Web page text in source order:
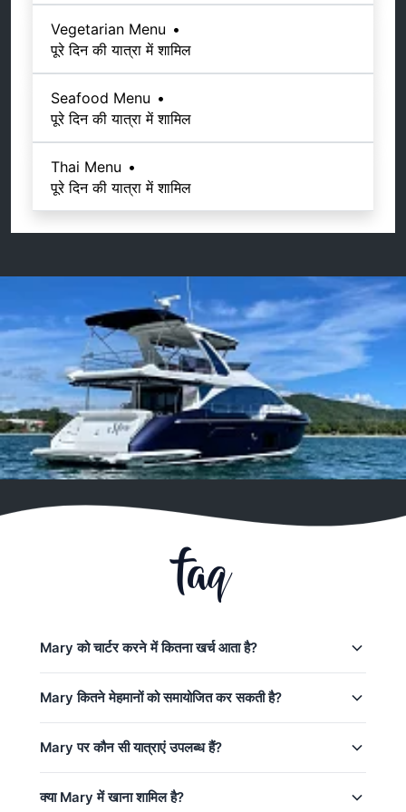
Vegetarian Menu •
पूरे दिन की यात्रा में शामिल
Seafood Menu •
पूरे दिन की यात्रा में शामिल
Thai Menu •
पूरे दिन की यात्रा में शामिल
faq
Mary को चार्टर करने में कितना खर्च आता है?
पूरे दिन की यात्राएं:211,900–258,900 THB
लो सीज़न (मई–अक्टूबर)
पीक सीज़न: December 20 – January 10
पेशेवर कप्तान & क्रू, ईंधन
Mary कितने मेहमानों को समायोजित कर सकती है?
है। बेस कीमत में 8 मेहमान शामिल — अतिरिक्त मेहमान अतिरिक्त
शुल्क पर जोड़े जा सकते हैं।
Mary पर कौन सी यात्राएं उपलब्ध हैं?
क्या Mary में खाना शामिल है?